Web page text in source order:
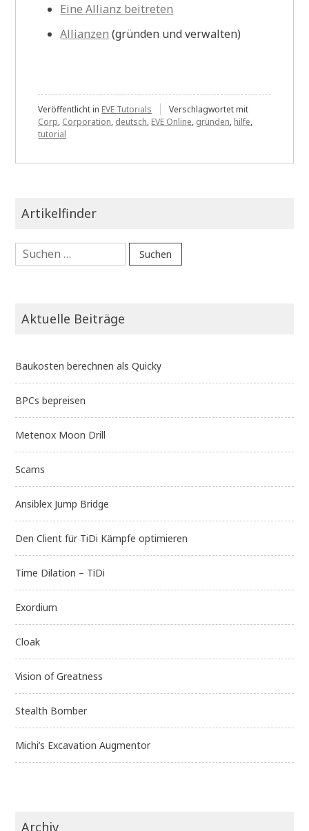
Eine Allianz beitreten
Allianzen (gründen und verwalten)
Veröffentlicht in EVE Tutorials
Verschlagwortet mit
Corp, Corporation, deutsch, EVE Online, gründen, hilfe,
tutorial
Artikelfinder
Suchen
nach:
Aktuelle Beiträge
Baukosten berechnen als Quicky
BPCs bepreisen
Metenox Moon Drill
Scams
Ansiblex Jump Bridge
Den Client für TiDi Kämpfe optimieren
Time Dilation – TiDi
Exordium
Cloak
Vision of Greatness
Stealth Bomber
Michi’s Excavation Augmentor
Archiv